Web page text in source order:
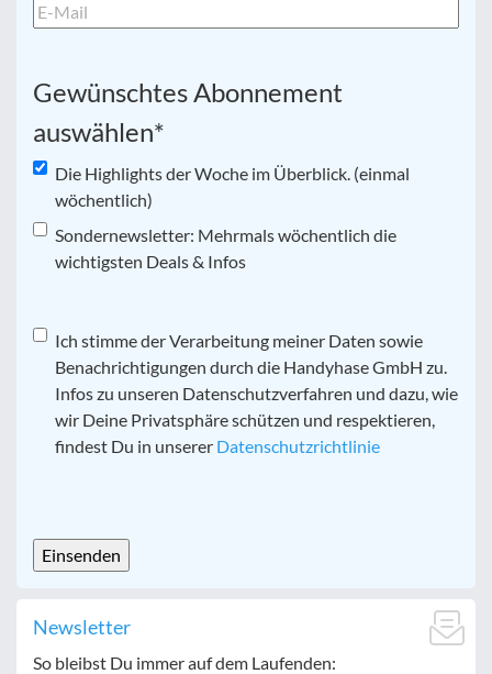
Gewünschtes Abonnement
auswählen*
Die Highlights der Woche im Überblick. (einmal
wöchentlich)
Sondernewsletter: Mehrmals wöchentlich die
wichtigsten Deals & Infos
Datenschutz*
Ich stimme der Verarbeitung meiner Daten sowie
Benachrichtigungen durch die Handyhase GmbH zu.
Infos zu unseren Datenschutzverfahren und dazu, wie
wir Deine Privatsphäre schützen und respektieren,
findest Du in unserer Datenschutzrichtlinie
Newsletter
So bleibst Du immer auf dem Laufenden: